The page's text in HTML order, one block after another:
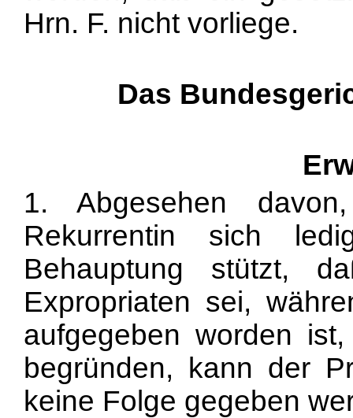
Hrn. F. nicht vorliege.
Das
1. Abgesehen
Rekurrentin sich
Behauptung stützt,
Expropriaten sei,
aufgegeben worden
begründen, kann der
keine Folge gegeben